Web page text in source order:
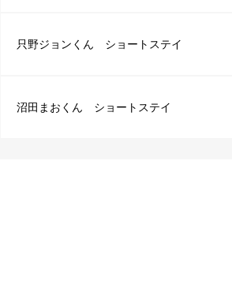
只野ジョンくん ショートステイ
沼田まおくん ショートステイ